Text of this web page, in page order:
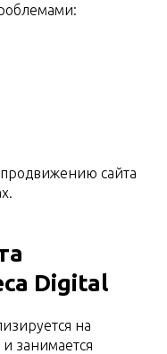
сайта
Digital
на
занимается